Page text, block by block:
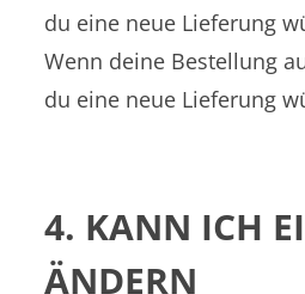
du eine neue Lieferung
Wenn deine Bestellung
du eine neue Lieferung
4. KANN ICH
ÄNDERN